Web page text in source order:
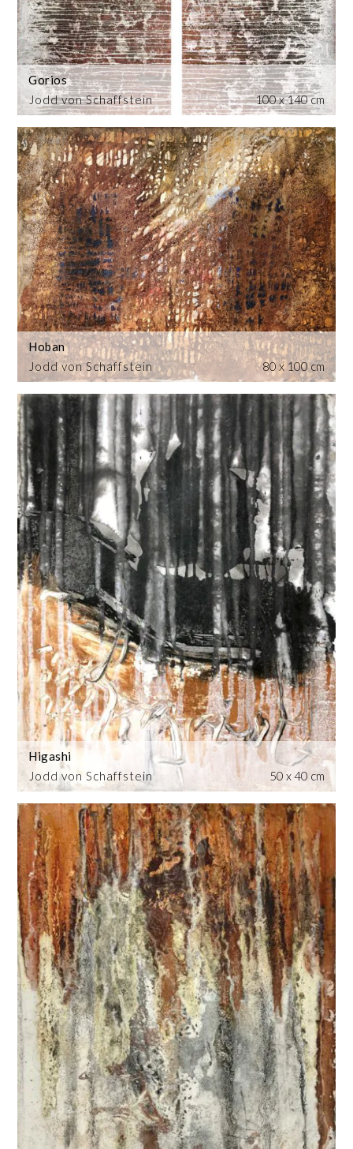
Jodd von Schaffstein
Gorios
100 x 140 cm
Jodd von Schaffstein
Hoban
80 x 100 cm
Jodd von Schaffstein
Higashi
50 x 40 cm